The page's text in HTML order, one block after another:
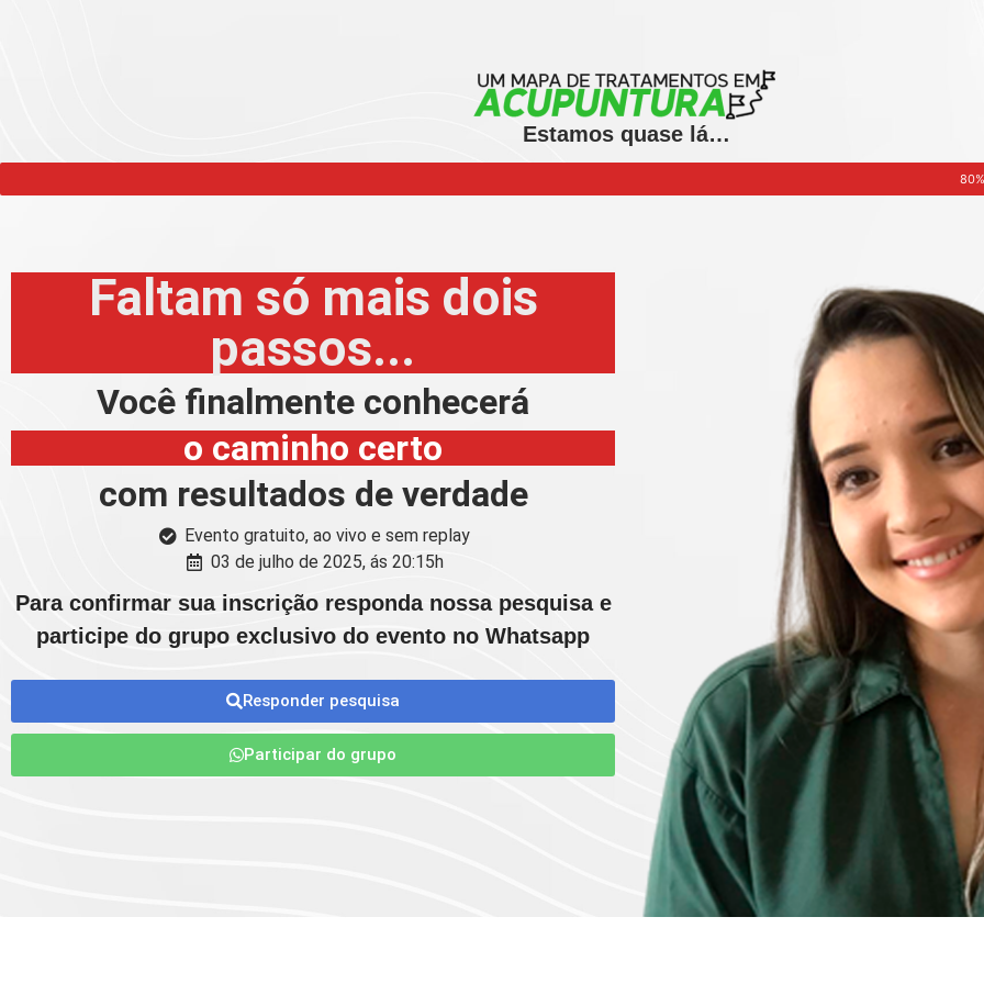
Estamos quase lá…
80%
Faltam só mais dois
passos...
Você finalmente conhecerá
o caminho certo
com resultados de verdade
Evento gratuito, ao vivo e sem replay
03 de julho de 2025, ás 20:15h
Para confirmar sua inscrição responda nossa pesquisa e
participe do grupo exclusivo do evento no Whatsapp
Responder pesquisa
Participar do grupo